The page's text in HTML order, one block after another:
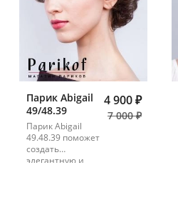
Парик Abigail
49/48.39
Парик Abigail
49.48.39 поможет
создать
элегантную и
4 900 ₽
7 000 ₽